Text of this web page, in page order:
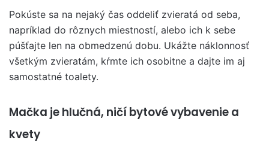
Pokúste sa na nejaký čas oddeliť zvieratá od seba,
napríklad do rôznych miestností, alebo ich k sebe
púšťajte len na obmedzenú dobu. Ukážte náklonnosť
všetkým zvieratám, kŕmte ich osobitne a dajte im aj
samostatné toalety.
Mačka je hlučná, ničí bytové vybavenie a
kvety